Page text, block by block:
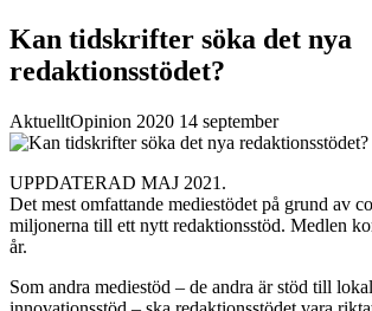
Kan tidskrifter söka det nya
redaktionsstödet?
AktuelltOpinion 2020 14 september
UPPDATERAD MAJ 2021.
Det mest omfattande mediestödet på grund av
miljonerna till ett nytt redaktionsstöd. Medlen
år.
Som andra mediestöd – de andra är stöd till